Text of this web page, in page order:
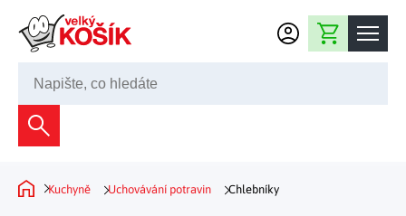
Nákupní košík
245 008 200
Dekorace
Bytové dekorace
Domácnost
Kuchyně Uchovávání potravin Chlebníky